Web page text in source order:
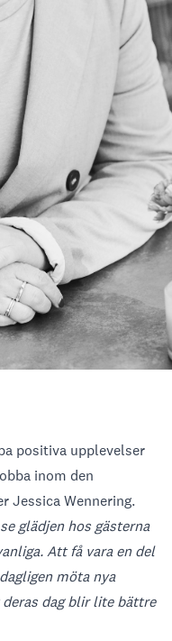
positiva upplevelser
inom den
Jessica Wennering.
glädjen hos gästerna
Att få vara en del
möta nya
dag blir lite bättre